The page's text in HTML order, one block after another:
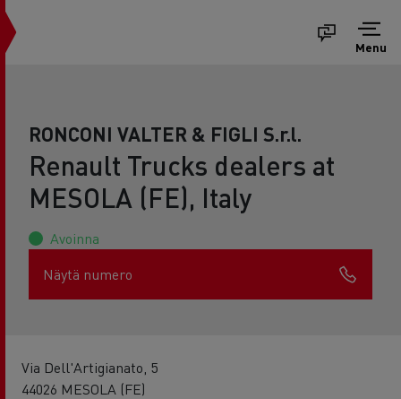
Menu
RONCONI VALTER & FIGLI S.r.l.
Renault Trucks dealers at
MESOLA (FE), Italy
Avoinna
Näytä numero
Via Dell'Artigianato, 5
44026 MESOLA (FE)